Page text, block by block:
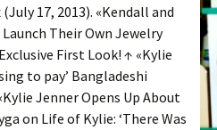
17, 2013). «Kendall and
Their Own Jewelry
First Look! ↑ «Kylie
to pay’ Bangladeshi
Jenner Opens Up About
on Life of Kylie: ‘There Was